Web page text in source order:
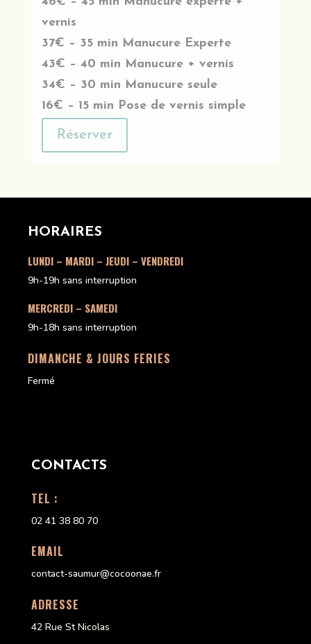
vernis
37€ – 35 min Manucure Experte
43€ – 40 min Manucure + vernis
34€ – 30 min Manucure seule
16€ – 15 min Pose de vernis simple
Réserver
HORAIRES
LUNDI – MARDI – JEUDI – VENDREDI
9h-19h sans interruption
MERCREDI – SAMEDI
9h-18h sans interruption
DIMANCHE & JOURS FERIES
Fermé
CONTACTS
TEL :
02 41 38 80 70
EMAIL
contact-saumur@cocoonae.fr
ADRESSE
42 Rue St Nicolas